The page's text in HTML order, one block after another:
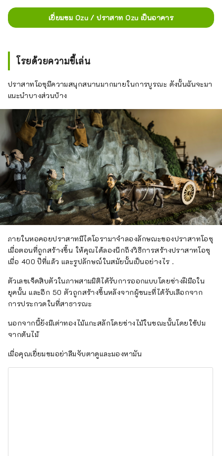
เยี่ยมชม Ozu / ปราสาท Ozu เป็นอาคาร
โรยด้วยความขี้เล่น
ปราสาทโอซุมีความสนุกสนานมากมายในการบูรณะ ดังนั้นฉันจะมา
แนะนำบางส่วนบ้าง
ภายในหอคอยปราสาทมีไดโอรามาจำลองลักษณะของปราสาทโอซุ
เมื่อตอนที่ถูกสร้างขึ้น ให้คุณได้ลองนึกถึงวิธีการสร้างปราสาทโอซุ
เมื่อ 400 ปีที่แล้ว และรูปลักษณ์ในสมัยนั้นเป็นอย่างไร .
ตัวเลขเจ็ดสิบตัวในภาพสามมิติได้รับการออกแบบโดยช่างฝีมือใน
ยุคนั้น และอีก 50 ตัวถูกสร้างขึ้นหลังจากผู้ชนะที่ได้รับเลือกจาก
การประกวดในที่สาธารณะ
นอกจากนี้ยังมีเต่าทองไม้แกะสลักโดยช่างไม้ในขณะนั้นโดยใช้ปม
จากต้นไม้
เมื่อคุณเยี่ยมชมอย่าลืมจับตาดูและมองหามัน